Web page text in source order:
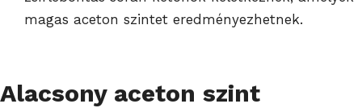
magas aceton szintet eredményezhetnek.
Alacsony aceton szint